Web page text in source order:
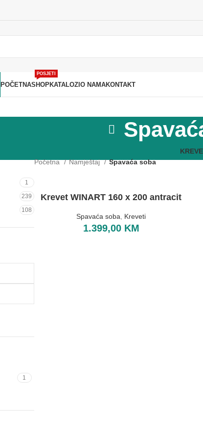
POČETNASHOP
POSJETI
KATALOZIO NAMAKONTAKT
1
239
108
1
Početna Namještaj Spavaća soba
Krevet WINART 160 x 200 antracit
Spavaća soba Kreveti
1.399,00 KM